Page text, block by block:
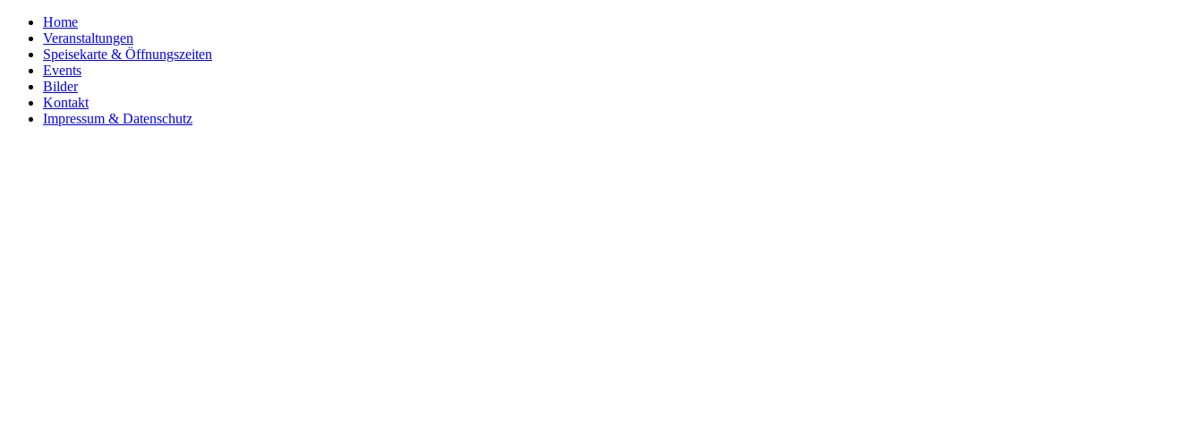
Home
Veranstaltungen
Speisekarte & Öffnungszeiten
Events
Bilder
Kontakt
Impressum & Datenschutz